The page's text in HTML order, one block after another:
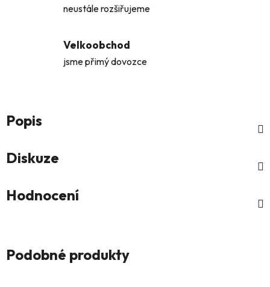
neustále rozšiřujeme
Velkoobchod
jsme přimý dovozce
Popis
Diskuze
Hodnocení
Podobné produkty